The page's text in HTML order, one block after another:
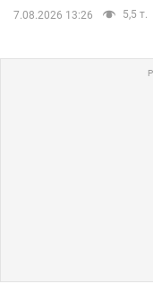
7.08.2026 13:26 5,5 т.